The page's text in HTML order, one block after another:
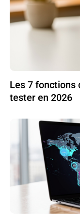
Les 7 fonctions
tester en 2026